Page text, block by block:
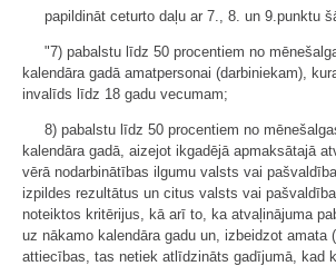
papildināt ceturto daļu ar 7., 8. un 9.punktu
"7) pabalstu līdz 50 procentiem no
kalendāra gadā amatpersonai (darbiniekam),
invalīds līdz 18 gadu vecumam;
8) pabalstu līdz 50 procentiem no
kalendāra gadā, aizejot ikgadējā apmaksātajā
vērā nodarbinātības ilgumu valsts vai
izpildes rezultātus un citus valsts vai
noteiktos kritērijus, kā arī to, ka atvaļinājuma
uz nākamo kalendāra gadu un, izbeidzot amata
attiecības, tas netiek atlīdzināts gadījumā, kad